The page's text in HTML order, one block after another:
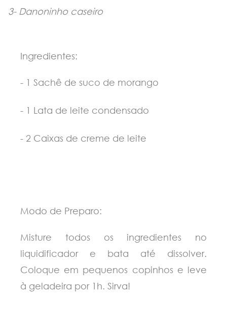
3- Danoninho caseiro
Ingredientes:
- 1 Sachê de suco de morango
- 1 Lata de leite condensado
- 2 Caixas de creme de leite
Modo de Preparo:
Misture todos os ingredientes no
liquidificador e bata até dissolver.
Coloque em pequenos copinhos e leve
à geladeira por 1h. Sirva!